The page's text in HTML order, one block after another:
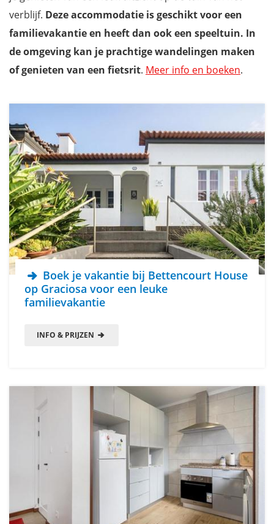
verblijf. Deze accommodatie is geschikt voor een
familievakantie en heeft dan ook een speeltuin. In
de omgeving kan je prachtige wandelingen maken
of genieten van een fietsrit. Meer info en boeken.
Boek je vakantie bij Bettencourt House
op Graciosa voor een leuke
familievakantie
INFO & PRIJZEN